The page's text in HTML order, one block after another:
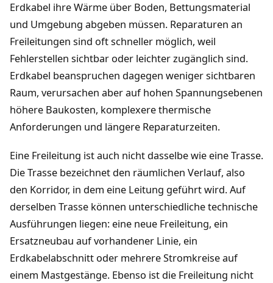
Erdkabel ihre Wärme über Boden, Bettungsmaterial
und Umgebung abgeben müssen. Reparaturen an
Freileitungen sind oft schneller möglich, weil
Fehlerstellen sichtbar oder leichter zugänglich sind.
Erdkabel beanspruchen dagegen weniger sichtbaren
Raum, verursachen aber auf hohen Spannungsebenen
höhere Baukosten, komplexere thermische
Anforderungen und längere Reparaturzeiten.
Eine Freileitung ist auch nicht dasselbe wie eine Trasse.
Die Trasse bezeichnet den räumlichen Verlauf, also
den Korridor, in dem eine Leitung geführt wird. Auf
derselben Trasse können unterschiedliche technische
Ausführungen liegen: eine neue Freileitung, ein
Ersatzneubau auf vorhandener Linie, ein
Erdkabelabschnitt oder mehrere Stromkreise auf
einem Mastgestänge. Ebenso ist die Freileitung nicht